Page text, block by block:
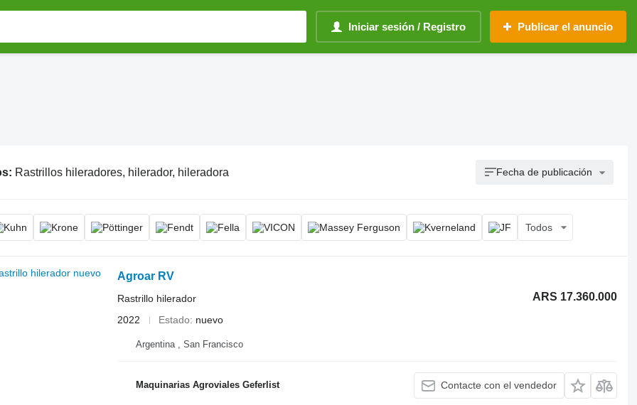
Iniciar sesión / Registro Publicar el anuncio
Rastrillos hileradores, hilerador, hileradora Fecha de publicación
Todos
Agroar RV
ARS 17.360.000
Rastrillo hilerador
2022
Estado nuevo
Argentina , San Francisco
Maquinarias Agroviales Geferlist Contacte con el vendedor